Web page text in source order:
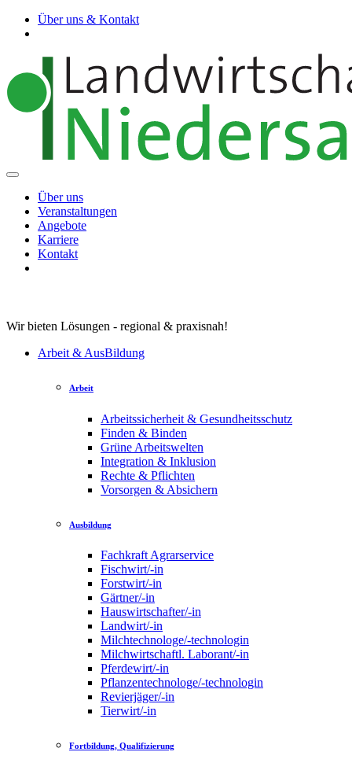
Über uns & Kontakt
Über uns
Veranstaltungen
Angebote
Karriere
Kontakt
Wir bieten Lösungen - regional & praxisnah!
Arbeit & AusBildung
Arbeit
Arbeitssicherheit & Gesundheitsschutz
Finden & Binden
Grüne Arbeitswelten
Integration & Inklusion
Rechte & Pflichten
Vorsorgen & Absichern
Ausbildung
Fachkraft Agrarservice
Fischwirt/-in
Forstwirt/-in
Gärtner/-in
Hauswirtschafter/-in
Landwirt/-in
Milchtechnologe/-technologin
Milchwirtschaftl. Laborant/-in
Pferdewirt/-in
Pflanzentechnologe/-technologin
Revierjäger/-in
Tierwirt/-in
Fortbildung, Qualifizierung